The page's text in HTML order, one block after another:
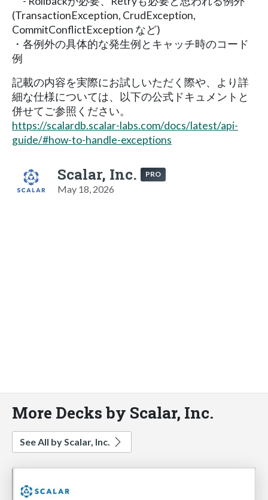
(TransactionException, CrudException,
CommitConflictException など)
・各例外の具体的な発生例とキャッチ時のコード
例
記載の内容を実際にお試しいただく際や、より詳
細な仕様については、以下の公式ドキュメントと
併せてご参照ください。
https://scalardb.scalar-labs.com/docs/latest/api-
guide/#how-to-handle-exceptions
Scalar, Inc. PRO
May 18, 2026
More Decks by Scalar, Inc.
See All by Scalar, Inc.